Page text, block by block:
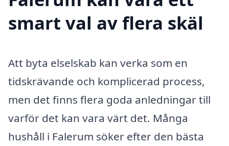
smart val av flera skäl
Att byta elselskab kan verka som en
tidskrävande och komplicerad process,
men det finns flera goda anledningar till
varför det kan vara värt det. Många
hushåll i Falerum söker efter den bästa